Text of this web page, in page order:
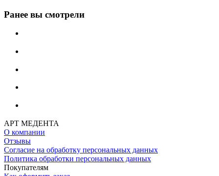
Ранее вы смотрели
АРТ МЕДЕНТА
О компании
Отзывы
Согласие на обработку персональных данных
Политика обработки персональных данных
Покупателям